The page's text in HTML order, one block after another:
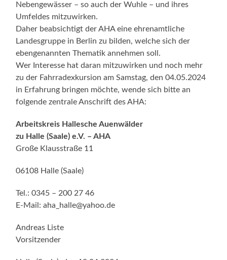
Nebengewässer – so auch der Wuhle – und ihres
Umfeldes mitzuwirken.
Daher beabsichtigt der AHA eine ehrenamtliche
Landesgruppe in Berlin zu bilden, welche sich der
ebengenannten Thematik annehmen soll.
Wer Interesse hat daran mitzuwirken und noch mehr
zu der Fahrradexkursion am Samstag, den 04.05.2024
in Erfahrung bringen möchte, wende sich bitte an
folgende zentrale Anschrift des AHA:
Arbeitskreis Hallesche Auenwälder
zu Halle (Saale) e.V. – AHA
Große Klausstraße 11
06108 Halle (Saale)
Tel.: 0345 – 200 27 46
E-Mail: aha_halle@yahoo.de
Andreas Liste
Vorsitzender